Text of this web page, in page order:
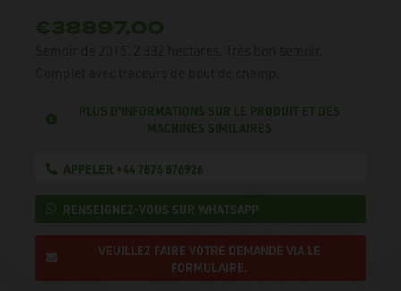
€38897.00
PLUS D'INFORMATIONS SUR LE PRODUIT ET DES
MACHINES SIMILAIRES
APPELER +44 7876 876926
RENSEIGNEZ-VOUS SUR WHATSAPP
VEUILLEZ FAIRE VOTRE DEMANDE VIA LE
FORMULAIRE.